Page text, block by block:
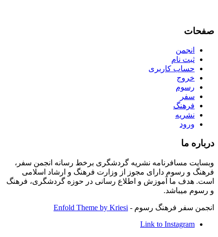
صفحات
انجمن
ثبت نام
حساب کاربری
خروج
رسوم
سفر
فرهنگ
نشریه
ورود
درباره ما
وبسایت مسافرنامه نشریه گردشگری برخط رسانه انجمن سفر،
فرهنگ و رسوم دارای مجوز از وزارت فرهنگ و ارشاد اسلامی
است. هدف ما آموزش و اطلاع رسانی در حوزه گردشگری، فرهنگ
و رسوم میباشد.
انجمن سفر فرهنگ رسوم - Enfold Theme by Kriesi
Link to Instagram